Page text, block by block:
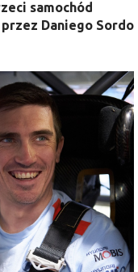
samochód
Daniego Sordo